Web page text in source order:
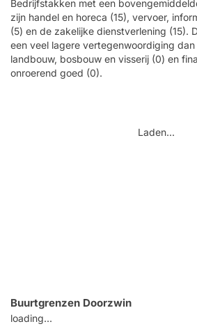
Bedrijfstakken met een
zijn handel en horeca (15), vervoer,
(5) en de zakelijke dienstverlening (15).
een veel lagere vertegenwoordiging
landbouw, bosbouw en visserij (0) en
onroerend goed (0).
Laden...
Buurtgrenzen Doorzwin
loading...